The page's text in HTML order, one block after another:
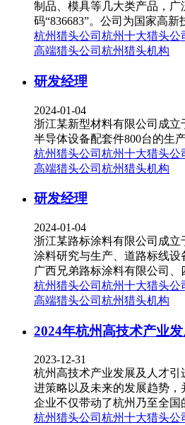
制品、模具等几大类产品，广
码“836683”。公司为国家高
杭州猎头公司 杭州十大猎头公
高端猎头公司 杭州猎头机构
研发经理
2024-01-04
浙江某新型材料有限公司成立
半导体设备配套件800台的
杭州猎头公司 杭州十大猎头公
高端猎头公司 杭州猎头机构
研发经理
2024-01-04
浙江某路标涂料有限公司成立
涂料研究与生产、道路标线
广西兄弟路标涂料有限公司
杭州猎头公司 杭州十大猎头公
高端猎头公司 杭州猎头机构
2024年杭州高技术产业
2023-12-31
杭州高技术产业发展及人才
进策略以及未来的发展趋势
企业不仅带动了杭州乃至全国
杭州猎头公司 杭州十大猎头公